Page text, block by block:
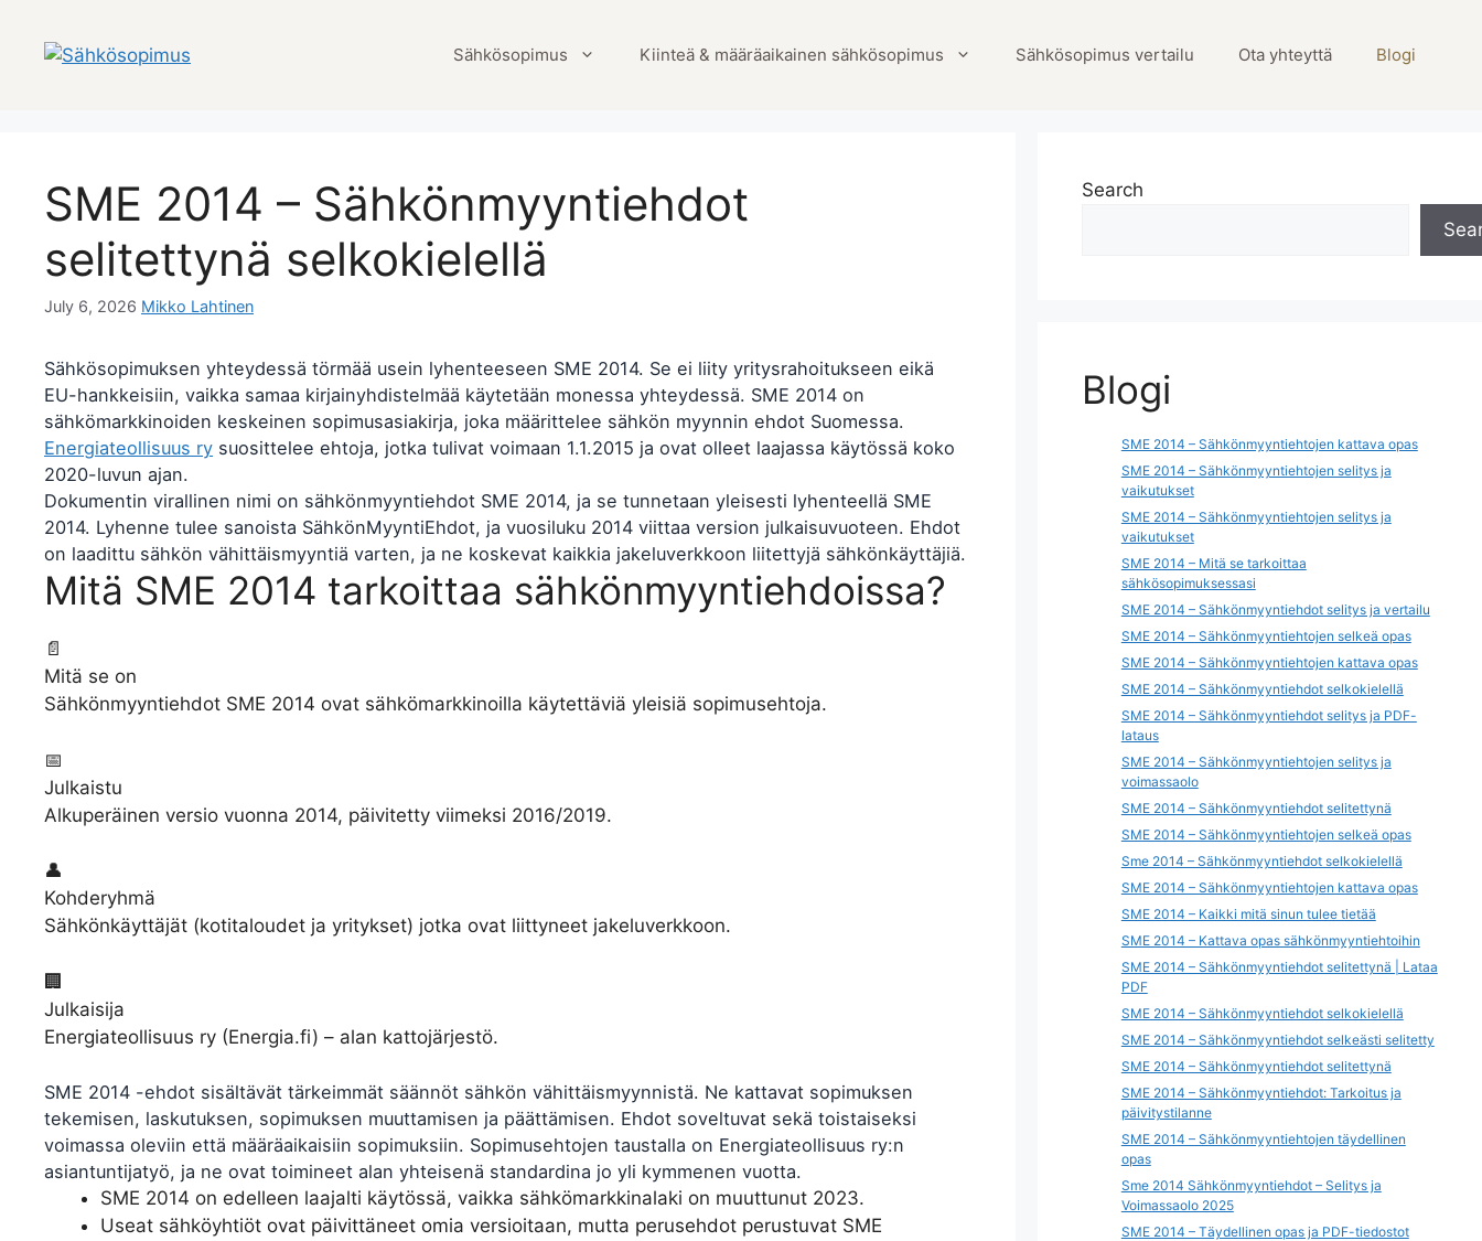
content
Sähkösopimus Kiinteä & määräaikainen sähkösopimus Sähkösopimus vertailu Ota yhteyttä Blogi
SME 2014 – Sähkönmyyntiehdot
selitettynä selkokielellä
July 6, 2026 Mikko Lahtinen
Sähkösopimuksen yhteydessä törmää usein lyhenteeseen SME 2014. Se ei liity yritysrahoitukseen eikä
EU-hankkeisiin, vaikka samaa kirjainyhdistelmää käytetään monessa yhteydessä. SME 2014 on
sähkömarkkinoiden keskeinen sopimusasiakirja, joka määrittelee sähkön myynnin ehdot Suomessa.
Energiateollisuus ry suosittelee ehtoja, jotka tulivat voimaan 1.1.2015 ja ovat olleet laajassa käytössä koko
2020-luvun ajan.
Dokumentin virallinen nimi on sähkönmyyntiehdot SME 2014, ja se tunnetaan yleisesti lyhenteellä SME
2014. Lyhenne tulee sanoista SähkönMyyntiEhdot, ja vuosiluku 2014 viittaa version julkaisuvuoteen. Ehdot
on laadittu sähkön vähittäismyyntiä varten, ja ne koskevat kaikkia jakeluverkkoon liitettyjä sähkönkäyttäjiä.
Mitä SME 2014 tarkoittaa sähkönmyyntiehdoissa?
📄
Mitä se on
Sähkönmyyntiehdot SME 2014 ovat sähkömarkkinoilla käytettäviä yleisiä sopimusehtoja.
📅
Julkaistu
Alkuperäinen versio vuonna 2014, päivitetty viimeksi 2016/2019.
👤
Kohderyhmä
Sähkönkäyttäjät (kotitaloudet ja yritykset) jotka ovat liittyneet jakeluverkkoon.
🏢
Julkaisija
Energiateollisuus ry (Energia.fi) – alan kattojärjestö.
SME 2014 -ehdot sisältävät tärkeimmät säännöt sähkön vähittäismyynnistä. Ne kattavat sopimuksen
tekemisen, laskutuksen, sopimuksen muuttamisen ja päättämisen. Ehdot soveltuvat sekä toistaiseksi
voimassa oleviin että määräaikaisiin sopimuksiin. Sopimusehtojen taustalla on Energiateollisuus ry:n
asiantuntijatyö, ja ne ovat toimineet alan yhteisenä standardina jo yli kymmenen vuotta.
SME 2014 on edelleen laajalti käytössä, vaikka sähkömarkkinalaki on muuttunut 2023.
Useat sähköyhtiöt ovat päivittäneet omia versioitaan, mutta perusehdot perustuvat SME
Search
Blogi
SME 2014 – Sähkönmyyntiehtojen kattava opas
SME 2014 – Sähkönmyyntiehtojen selitys ja
vaikutukset
SME 2014 – Sähkönmyyntiehtojen selitys ja
vaikutukset
SME 2014 – Mitä se tarkoittaa
sähkösopimuksessasi
SME 2014 – Sähkönmyyntiehdot selitys ja vertailu
SME 2014 – Sähkönmyyntiehtojen selkeä opas
SME 2014 – Sähkönmyyntiehtojen kattava opas
SME 2014 – Sähkönmyyntiehdot selkokielellä
SME 2014 – Sähkönmyyntiehdot selitys ja PDF-
lataus
SME 2014 – Sähkönmyyntiehtojen selitys ja
voimassaolo
SME 2014 – Sähkönmyyntiehdot selitettynä
SME 2014 – Sähkönmyyntiehtojen selkeä opas
Sme 2014 – Sähkönmyyntiehdot selkokielellä
SME 2014 – Sähkönmyyntiehtojen kattava opas
SME 2014 – Kaikki mitä sinun tulee tietää
SME 2014 – Kattava opas sähkönmyyntiehtoihin
SME 2014 – Sähkönmyyntiehdot selitettynä | Lataa
PDF
SME 2014 – Sähkönmyyntiehdot selkokielellä
SME 2014 – Sähkönmyyntiehdot selkeästi selitetty
SME 2014 – Sähkönmyyntiehdot selitettynä
SME 2014 – Sähkönmyyntiehdot: Tarkoitus ja
päivitystilanne
SME 2014 – Sähkönmyyntiehtojen täydellinen
opas
Sme 2014 Sähkönmyyntiehdot – Selitys ja
Voimassaolo 2025
SME 2014 – Täydellinen opas ja PDF-tiedostot